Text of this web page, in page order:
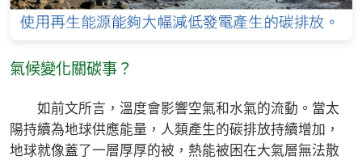
氣候變化關碳事？
如前文所言，溫度會影響空氣和水氣的流動。當太
陽持續為地球供應能量，人類產生的碳排放持續增加，
地球就像蓋了一層厚厚的被，熱能被困在大氣層無法散